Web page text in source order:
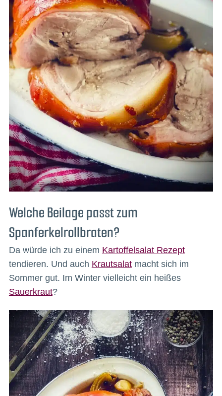
Welche Beilage passt zum
Spanferkelrollbraten?
Da würde ich zu einem Kartoffelsalat Rezept
tendieren. Und auch Krautsalatmacht sich im
Sommer gut. Im Winter vielleicht ein heißes
Sauerkraut?